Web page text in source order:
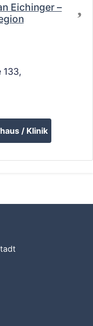
Eichinger –
133,
/ Klinik